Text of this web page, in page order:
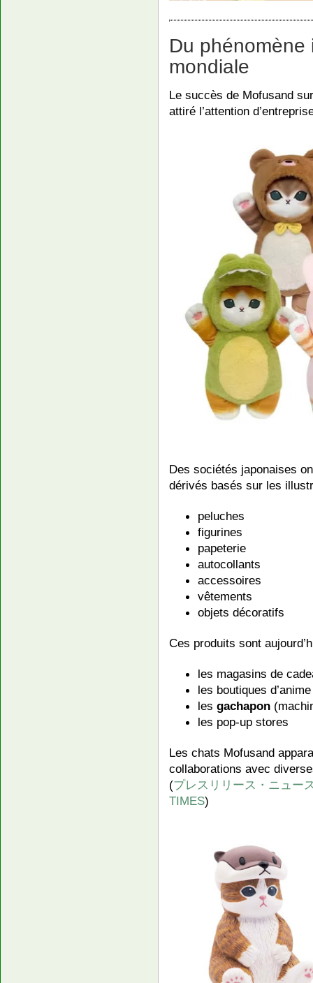
Du
mondiale
Le succès de Mofusand
attiré l’attention
Des sociétés japonaises
dérivés basés sur les
peluches
figurines
papeterie
autocollants
accessoires
vêtements
objets décoratifs
Ces produits sont
les magasins de
les boutiques d’anime
les gachapon
les pop-up stores
Les chats Mofusand
collaborations avec
(プレスリリース・ニュー
TIMES)